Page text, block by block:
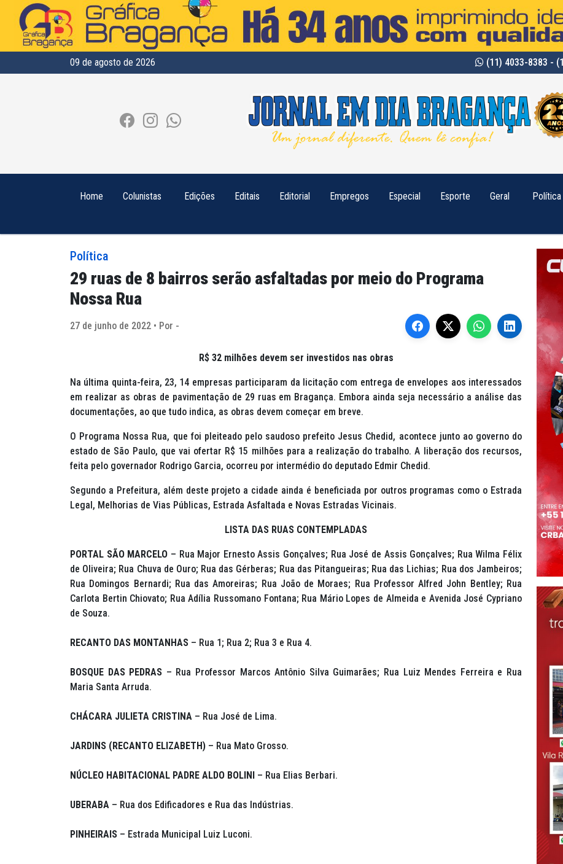
09 de agosto de 2026 (11) 4033-8383 -
Home Colunistas Edições Editais Editorial Empregos Especial Esporte Geral Política
Política
29 ruas de 8 bairros serão asfaltadas por meio do Programa
Nossa Rua
27 de junho de 2022 • Por -
R$ 32 milhões devem ser investidos nas obras
Na última quinta-feira, 23, 14 empresas participaram da licitação com entrega de envelopes aos interessados
em realizar as obras de pavimentação de 29 ruas em Bragança. Embora ainda seja necessário a análise das
documentações, ao que tudo indica, as obras devem começar em breve.
O Programa Nossa Rua, que foi pleiteado pelo saudoso prefeito Jesus Chedid, acontece junto ao governo do
estado de São Paulo, que vai ofertar R$ 15 milhões para a realização do trabalho. A liberação dos recursos,
feita pelo governador Rodrigo Garcia, ocorreu por intermédio do deputado Edmir Chedid.
Segundo a Prefeitura, além deste projeto a cidade ainda é beneficiada por outros programas como o Estrada
Legal, Melhorias de Vias Públicas, Estrada Asfaltada e Novas Estradas Vicinais.
LISTA DAS RUAS CONTEMPLADAS
PORTAL SÃO MARCELO – Rua Major Ernesto Assis Gonçalves; Rua José de Assis Gonçalves; Rua Wilma Félix
de Oliveira; Rua Chuva de Ouro; Rua das Gérberas; Rua das Pitangueiras; Rua das Lichias; Rua dos Jambeiros;
Rua Domingos Bernardi; Rua das Amoreiras; Rua João de Moraes; Rua Professor Alfred John Bentley; Rua
Carlota Bertin Chiovato; Rua Adília Russomano Fontana; Rua Mário Lopes de Almeida e Avenida José Cypriano
de Souza.
RECANTO DAS MONTANHAS – Rua 1; Rua 2; Rua 3 e Rua 4.
BOSQUE DAS PEDRAS – Rua Professor Marcos Antônio Silva Guimarães; Rua Luiz Mendes Ferreira e Rua
Maria Santa Arruda.
CHÁCARA JULIETA CRISTINA – Rua José de Lima.
JARDINS (RECANTO ELIZABETH) – Rua Mato Grosso.
NÚCLEO HABITACIONAL PADRE ALDO BOLINI – Rua Elias Berbari.
UBERABA – Rua dos Edificadores e Rua das Indústrias.
PINHEIRAIS – Estrada Municipal Luiz Luconi.